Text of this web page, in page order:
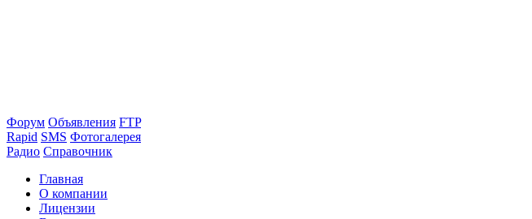
Форум Объявления FTP
Rapid SMS Фотогалерея
Радио Справочник
Главная
О компании
Лицензии